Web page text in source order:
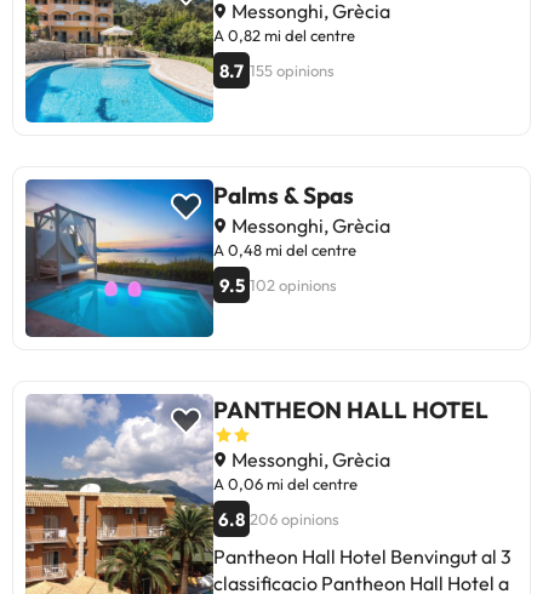
Messonghi, Grècia
A 0,82 mi del centre
8.7 155 opinions
Palms & Spas
Messonghi, Grècia
A 0,48 mi del centre
9.5 102 opinions
PANTHEON HALL HOTEL
Messonghi, Grècia
A 0,06 mi del centre
6.8 206 opinions
Pantheon Hall Hotel Benvingut al 3
classificacio Pantheon Hall Hotel a